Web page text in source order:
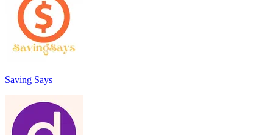
Saving Says